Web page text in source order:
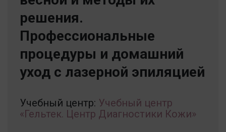
решения.
Профессиональные
процедуры и домашний
уход с лазерной эпиляцией
Учебный центр: Учебный центр
«Гельтек. Центр Диагностики Кожи»